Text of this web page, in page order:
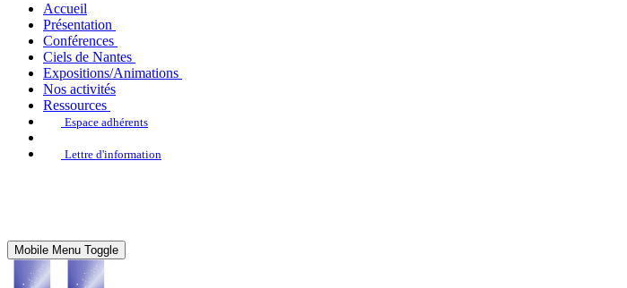
Accueil
Présentation
Conférences
Ciels de Nantes
Expositions/Animations
Nos activités
Ressources
Espace adhérents
Lettre d'information
Mobile Menu Toggle